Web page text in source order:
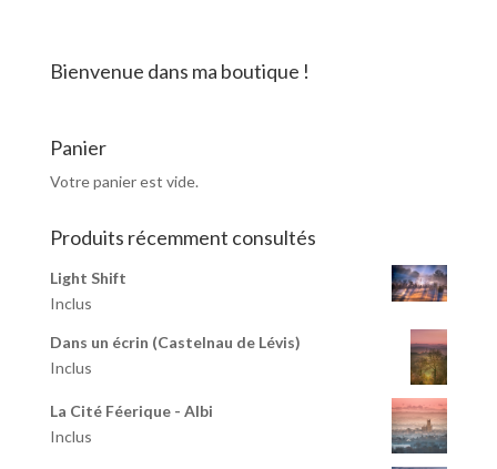
Bienvenue dans ma boutique !
Panier
Votre panier est vide.
Produits récemment consultés
Light Shift
Inclus
Dans un écrin (Castelnau de Lévis)
Inclus
La Cité Féerique - Albi
Inclus